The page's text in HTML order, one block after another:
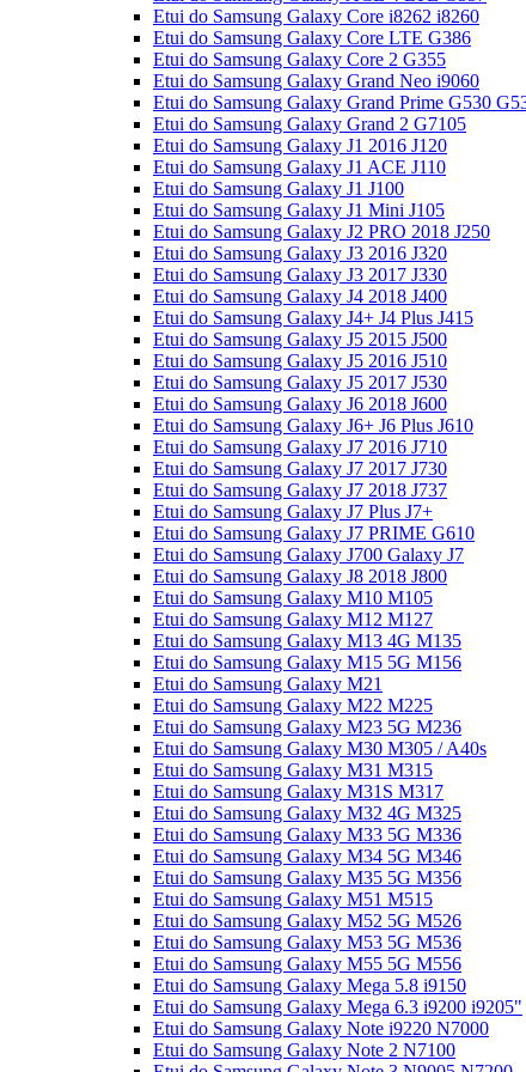
Etui do Samsung Galaxy Core i8262 i8260
Etui do Samsung Galaxy Core LTE G386
Etui do Samsung Galaxy Core 2 G355
Etui do Samsung Galaxy Grand Neo i9060
Etui do Samsung Galaxy Grand Prime G530
Etui do Samsung Galaxy Grand 2 G7105
Etui do Samsung Galaxy J1 2016 J120
Etui do Samsung Galaxy J1 ACE J110
Etui do Samsung Galaxy J1 J100
Etui do Samsung Galaxy J1 Mini J105
Etui do Samsung Galaxy J2 PRO 2018 J250
Etui do Samsung Galaxy J3 2016 J320
Etui do Samsung Galaxy J3 2017 J330
Etui do Samsung Galaxy J4 2018 J400
Etui do Samsung Galaxy J4+ J4 Plus J415
Etui do Samsung Galaxy J5 2015 J500
Etui do Samsung Galaxy J5 2016 J510
Etui do Samsung Galaxy J5 2017 J530
Etui do Samsung Galaxy J6 2018 J600
Etui do Samsung Galaxy J6+ J6 Plus J610
Etui do Samsung Galaxy J7 2016 J710
Etui do Samsung Galaxy J7 2017 J730
Etui do Samsung Galaxy J7 2018 J737
Etui do Samsung Galaxy J7 Plus J7+
Etui do Samsung Galaxy J7 PRIME G610
Etui do Samsung Galaxy J700 Galaxy J7
Etui do Samsung Galaxy J8 2018 J800
Etui do Samsung Galaxy M10 M105
Etui do Samsung Galaxy M12 M127
Etui do Samsung Galaxy M13 4G M135
Etui do Samsung Galaxy M15 5G M156
Etui do Samsung Galaxy M21
Etui do Samsung Galaxy M22 M225
Etui do Samsung Galaxy M23 5G M236
Etui do Samsung Galaxy M30 M305 / A40s
Etui do Samsung Galaxy M31 M315
Etui do Samsung Galaxy M31S M317
Etui do Samsung Galaxy M32 4G M325
Etui do Samsung Galaxy M33 5G M336
Etui do Samsung Galaxy M34 5G M346
Etui do Samsung Galaxy M35 5G M356
Etui do Samsung Galaxy M51 M515
Etui do Samsung Galaxy M52 5G M526
Etui do Samsung Galaxy M53 5G M536
Etui do Samsung Galaxy M55 5G M556
Etui do Samsung Galaxy Mega 5.8 i9150
Etui do Samsung Galaxy Mega 6.3 i9200 i9205"
Etui do Samsung Galaxy Note i9220 N7000
Etui do Samsung Galaxy Note 2 N7100